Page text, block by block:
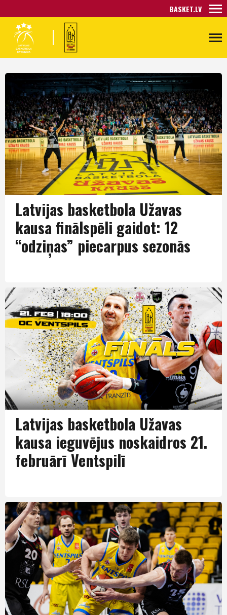
BASKET.LV
Latvijas basketbola Užavas
kausa finālspēli gaidot: 12
“odziņas” piecarpus sezonās
LBK
Latvijas basketbola Užavas
kausa ieguvējus noskaidros 21.
februārī Ventspilī
LBK